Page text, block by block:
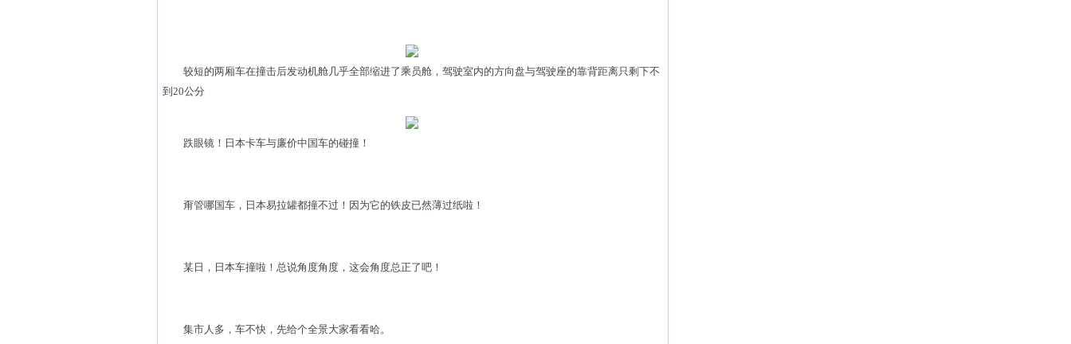
较短的两厢车在撞击后发动机舱几乎全部缩进了乘员舱，驾驶室内的方向盘与驾驶座的靠背距离只剩下不
到20公分
跌眼镜！日本卡车与廉价中国车的碰撞！
甭管哪国车，日本易拉罐都撞不过！因为它的铁皮已然薄过纸啦！
某日，日本车撞啦！总说角度角度，这会角度总正了吧！
集市人多，车不快，先给个全景大家看看哈。